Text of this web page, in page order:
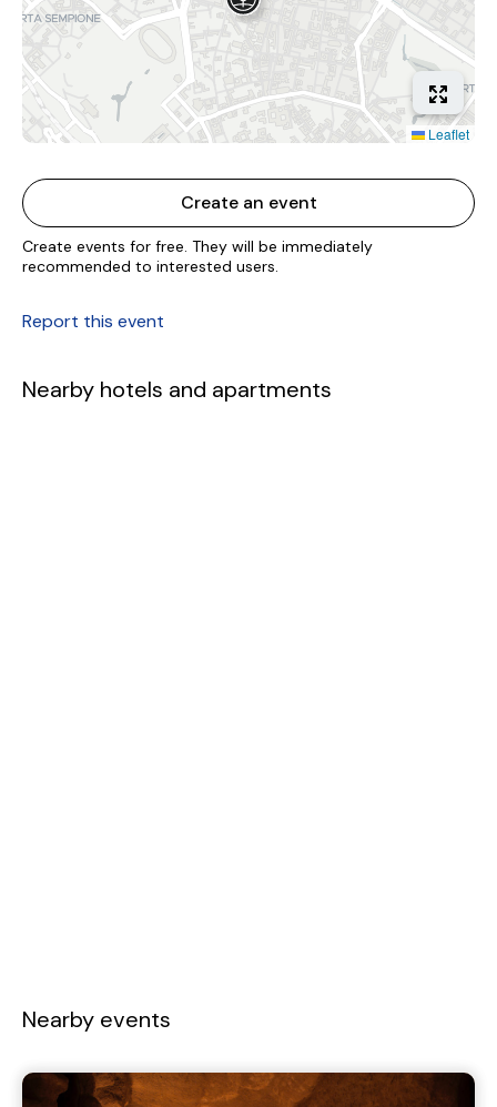
Leaflet
Create an event
Create events for free. They will be immediately
recommended to interested users.
Report this event
Nearby hotels and apartments
Nearby events